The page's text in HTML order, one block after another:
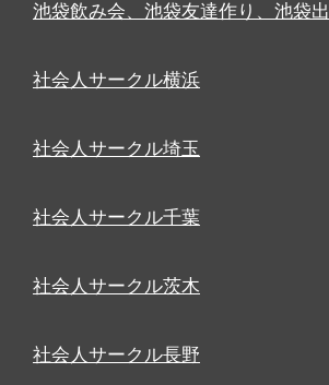
池袋飲み会、池袋友達作り、池袋
社会人サークル横浜
社会人サークル埼玉
社会人サークル千葉
社会人サークル茨木
社会人サークル長野